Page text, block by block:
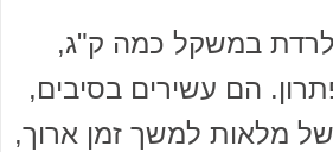
במשקל כמה ק"ג,
הם עשירים בסיבים,
של מלאות למשך זמן ארוך,